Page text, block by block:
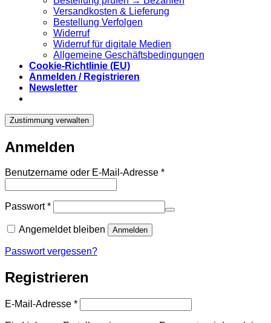
Versandkosten & Lieferung
Bestellung Verfolgen
Widerruf
Widerruf für digitale Medien
Allgemeine Geschäftsbedingungen
Cookie-Richtlinie (EU)
Anmelden / Registrieren
Newsletter
Zustimmung verwalten
Anmelden
Benutzername oder E-Mail-Adresse *Erforderlich
Passwort*Erforderlich
Angemeldet bleiben Anmelden
Passwort vergessen?
Registrieren
E-Mail-Adresse *Erforderlich